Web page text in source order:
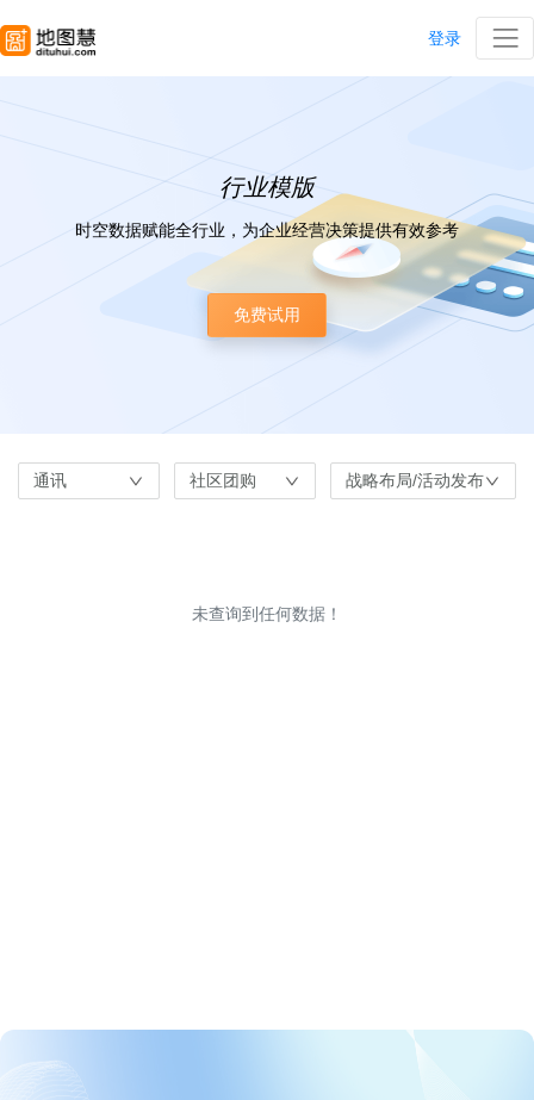
登录
行业模版
时空数据赋能全行业，为企业经营决策提供有效参考
免费试用
通讯 社区团购 战略布局/活动发布
未查询到任何数据！